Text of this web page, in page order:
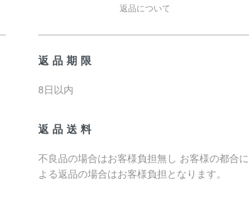
返品について
返品期限
8日以内
返品送料
不良品の場合はお客様負担無し お客様の都合に
よる返品の場合はお客様負担となります。